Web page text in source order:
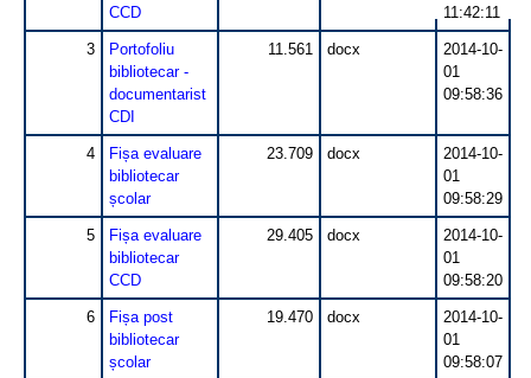
CCD
11:42:11
3
Portofoliu
bibliotecar -
documentarist
CDI
11.561 docx
2014-10-
01
09:58:36
4
Fișa evaluare
bibliotecar
școlar
23.709 docx
2014-10-
01
09:58:29
5
Fișa evaluare
bibliotecar
CCD
29.405 docx
2014-10-
01
09:58:20
6
Fișa post
bibliotecar
școlar
19.470 docx
2014-10-
01
09:58:07